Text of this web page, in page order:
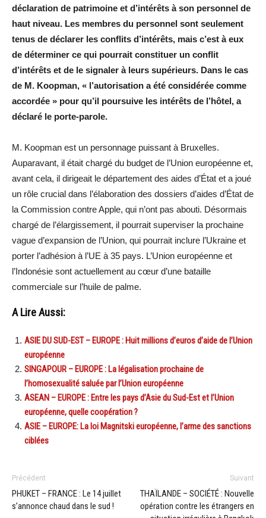
déclaration de patrimoine et d’intérêts à son personnel de
haut niveau. Les membres du personnel sont seulement
tenus de déclarer les conflits d’intérêts, mais c’est à eux
de déterminer ce qui pourrait constituer un conflit
d’intérêts et de le signaler à leurs supérieurs. Dans le cas
de M. Koopman, « l’autorisation a été considérée comme
accordée » pour qu’il poursuive les intérêts de l’hôtel, a
déclaré le porte-parole.
M. Koopman est un personnage puissant à Bruxelles.
Auparavant, il était chargé du budget de l’Union européenne et,
avant cela, il dirigeait le département des aides d’État et a joué
un rôle crucial dans l’élaboration des dossiers d’aides d’État de
la Commission contre Apple, qui n’ont pas abouti. Désormais
chargé de l’élargissement, il pourrait superviser la prochaine
vague d’expansion de l’Union, qui pourrait inclure l’Ukraine et
porter l’adhésion à l’UE à 35 pays. L’Union européenne et
l’Indonésie sont actuellement au cœur d’une bataille
commerciale sur l’huile de palme.
A Lire Aussi:
ASIE DU SUD-EST – EUROPE : Huit millions d’euros d’aide de l’Union
européenne
SINGAPOUR – EUROPE : La légalisation prochaine de
l’homosexualité saluée par l’Union européenne
ASEAN – EUROPE : Entre les pays d’Asie du Sud-Est et l’Union
européenne, quelle coopération ?
ASIE – EUROPE: La loi Magnitski européenne, l’arme des sanctions
ciblées
Précédent
PHUKET – FRANCE : Le 14 juillet
s’annonce chaud dans le sud !
Suivant
THAÏLANDE – SOCIÉTÉ : Nouvelle
opération contre les étrangers en